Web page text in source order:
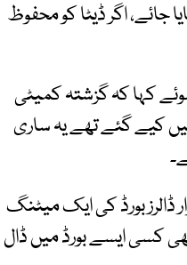
جائے، اگر ڈیٹا کو محفوظ
کہا کہ گزشتہ کمیٹی
کیے گئے تھے یہ ساری
مرتضیٰ نے کہا کہ بورڈ آف ڈائریکٹرز کے ممبر شاید 5 ہزار ڈالرز بورڈ کی ایک میٹنگ
کسی ایسے بورڈ میں ڈال